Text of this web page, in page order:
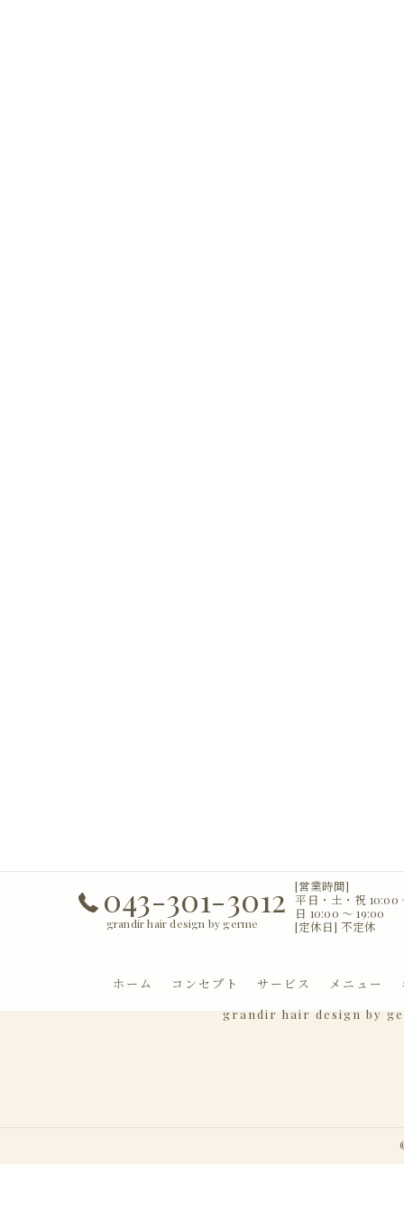
043-301-3012
grandir hair design by germe
[営業時間]
平日・土・祝 10:00
日 10:00 〜 19:00
[定休日] 不定休
ホーム コンセプト サービス メニュー
grandir hair design by